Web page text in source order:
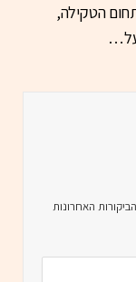
הטקילה,
האחרונות